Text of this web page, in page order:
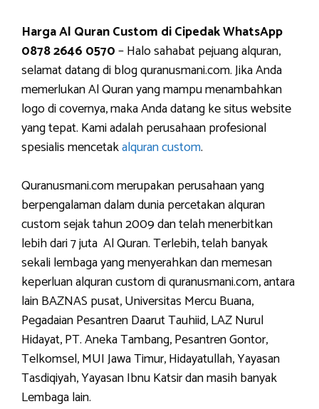
Harga Al Quran Custom di Cipedak WhatsApp
0878 2646 0570– Halo sahabat pejuang alquran,
selamat datang di blog quranusmani.com. Jika Anda
memerlukan Al Quran yang mampu menambahkan
logo di covernya, maka Anda datang ke situs website
yang tepat. Kami adalah perusahaan profesional
spesialis mencetakalquran custom.
Quranusmani.com merupakan perusahaan yang
berpengalaman dalam dunia percetakan alquran
custom sejak tahun 2009 dan telah menerbitkan
lebih dari 7 juta Al Quran. Terlebih, telah banyak
sekali lembaga yang menyerahkan dan memesan
keperluan alquran custom di quranusmani.com, antara
lain BAZNAS pusat, Universitas Mercu Buana,
Pegadaian Pesantren Daarut Tauhiid, LAZ Nurul
Hidayat, PT. Aneka Tambang, Pesantren Gontor,
Telkomsel, MUI Jawa Timur, Hidayatullah, Yayasan
Tasdiqiyah, Yayasan Ibnu Katsir dan masih banyak
Lembaga lain.